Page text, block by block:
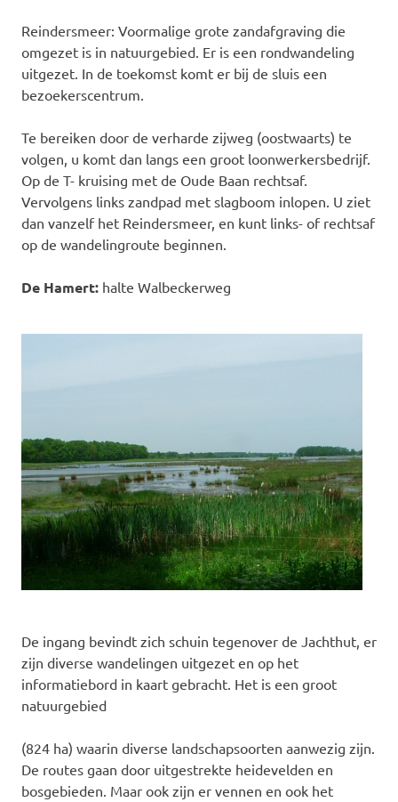
Reindersmeer: Voormalige grote zandafgraving die
omgezet is in natuurgebied. Er is een rondwandeling
uitgezet. In de toekomst komt er bij de sluis een
bezoekerscentrum.
Te bereiken door de verharde zijweg (oostwaarts) te
volgen, u komt dan langs een groot loonwerkersbedrijf.
Op de T- kruising met de Oude Baan rechtsaf.
Vervolgens links zandpad met slagboom inlopen. U ziet
dan vanzelf het Reindersmeer, en kunt links- of rechtsaf
op de wandelingroute beginnen.
De Hamert: halte Walbeckerweg
De ingang bevindt zich schuin tegenover de Jachthut, er
zijn diverse wandelingen uitgezet en op het
informatiebord in kaart gebracht. Het is een groot
natuurgebied
(824 ha) waarin diverse landschapsoorten aanwezig zijn.
De routes gaan door uitgestrekte heidevelden en
bosgebieden. Maar ook zijn er vennen en ook het